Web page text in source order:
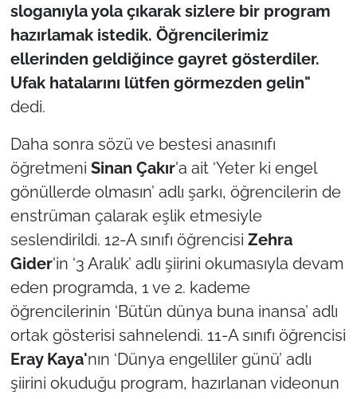
sloganıyla yola çıkarak sizlere bir program
hazırlamak istedik. Öğrencilerimiz
ellerinden geldiğince gayret gösterdiler.
Ufak hatalarını lütfen görmezden gelin"
dedi.
Daha sonra sözü ve bestesi anasınıfı
öğretmeni Sinan Çakır'a ait ‘Yeter ki engel
gönüllerde olmasın’ adlı şarkı, öğrencilerin de
enstrüman çalarak eşlik etmesiyle
seslendirildi. 12-A sınıfı öğrencisi Zehra
Gider'in ‘3 Aralık’ adlı şiirini okumasıyla devam
eden programda, 1 ve 2. kademe
öğrencilerinin ‘Bütün dünya buna inansa’ adlı
ortak gösterisi sahnelendi. 11-A sınıfı öğrencisi
Eray Kaya'nın ‘Dünya engelliler günü’ adlı
şiirini okuduğu program, hazırlanan videonun